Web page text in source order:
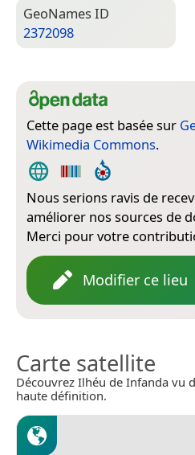
Geo­Names ID
2372098
Cette page est basée sur
Wikimedia Commons.
Nous serions ravis de
améliorer nos sources de
Merci pour votre
Modifier ce lieu
Carte satellite
Découvrez Ilhéu de Infanda vu
haute définition.